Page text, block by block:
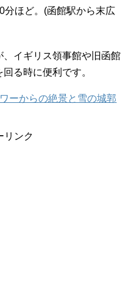
分ほど。(函館駅から末広
イギリス領事館や旧函館
る時に便利です。
ーからの絶景と雪の城郭
リンク